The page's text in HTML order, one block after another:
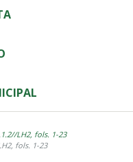
LH2, fols. 1-23
fols. 1-23